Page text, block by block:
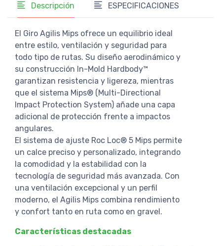
Descripción ESPECIFICACIONES
El Giro Agilis Mips ofrece un equilibrio ideal
entre estilo, ventilación y seguridad para
todo tipo de rutas. Su diseño aerodinámico y
su construcción In-Mold Hardbody™
garantizan resistencia y ligereza, mientras
que el sistema Mips® (Multi-Directional
Impact Protection System) añade una capa
adicional de protección frente a impactos
angulares.
El sistema de ajuste Roc Loc® 5 Mips permite
un calce preciso y personalizado, integrando
la comodidad y la estabilidad con la
tecnología de seguridad más avanzada. Con
una ventilación excepcional y un perfil
moderno, el Agilis Mips combina rendimiento
y confort tanto en ruta como en gravel.
Características destacadas